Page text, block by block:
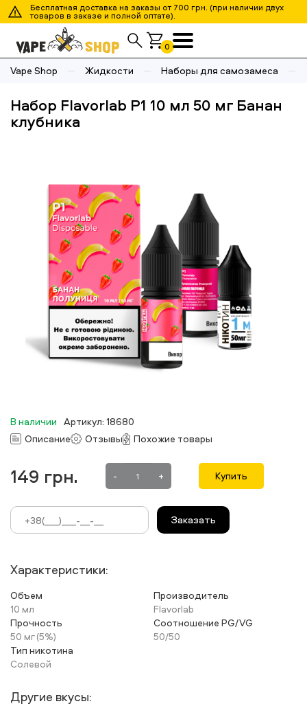
Бесплатная доставка на заказы от 700 грн. (при наличии двух
товаров в заказе и полной оптате).
0
Vape Shop Жидкости Наборы для самозамеса
Набор Flavorlab P1 10 мл 50 мг Банан
клубника
В наличии Артикул: 18680
Описание
Отзывы Похожие товары
149 грн. - + Купить
Заказать
Характеристики:
Объем
10 мл
Производитель
Flavorlab
Прочность
50 мг (5%)
Соотношение PG/VG
50/50
Тип никотина
Солевой
Другие вкусы: